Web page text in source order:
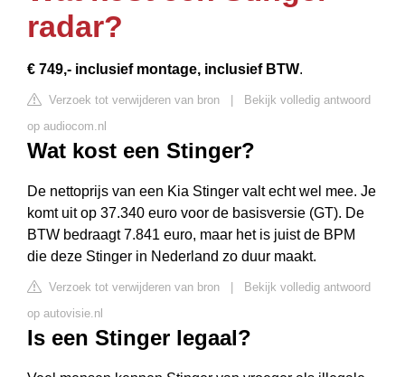
radar?
€ 749,- inclusief montage, inclusief BTW.
Verzoek tot verwijderen van bron
Bekijk volledig antwoord
op audiocom.nl
Wat kost een Stinger?
De nettoprijs van een Kia Stinger valt echt wel mee. Je
komt uit op 37.340 euro voor de basisversie (GT). De
BTW bedraagt 7.841 euro, maar het is juist de BPM
die deze Stinger in Nederland zo duur maakt.
Verzoek tot verwijderen van bron
Bekijk volledig antwoord
op autovisie.nl
Is een Stinger legaal?